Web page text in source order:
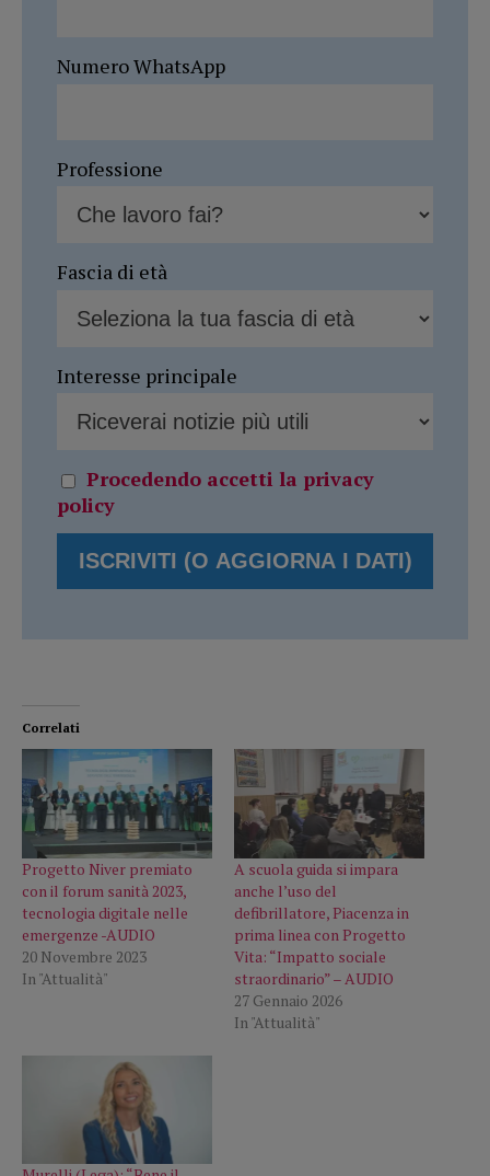
Numero WhatsApp
Professione
Fascia di età
Interesse principale
Procedendo accetti la privacy
policy
Correlati
Progetto Niver premiato
con il forum sanità 2023,
tecnologia digitale nelle
emergenze -AUDIO
20 Novembre 2023
In "Attualità"
A scuola guida si impara
anche l’uso del
defibrillatore, Piacenza in
prima linea con Progetto
Vita: “Impatto sociale
straordinario” – AUDIO
27 Gennaio 2026
In "Attualità"